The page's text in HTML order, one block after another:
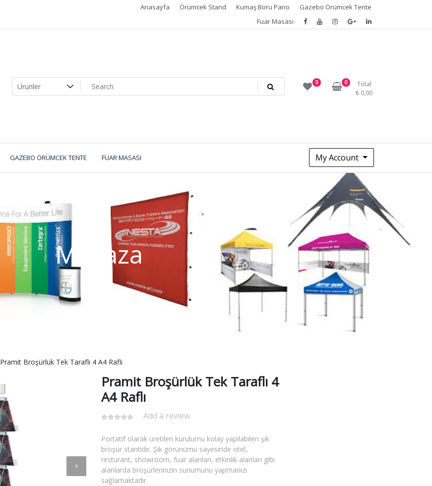
Anasayfa Örümcek Stand Kumaş Boru Pano
Gazebo Örümcek Tente
Fuar Masası
0 0
Total
₺ 0,00
GAZEBO ÖRÜMCEK TENTE FUAR MASASI My Account
Mağaza
Pramit Broşürlük Tek Taraflı 4 A4 Raflı
Pramit Broşürlük Tek Taraflı 4
A4 Raflı
Add a review.
Portatif olarak üretilen kurulumu kolay yapılabilen şık
broşür stantıdır. Şık görünümü sayesinde otel,
resturant, showroom, fuar alanları, etkinlik alanları gibi
alanlarda broşürlerinizin sunumunu yapmanızı
sağlamaktadır.